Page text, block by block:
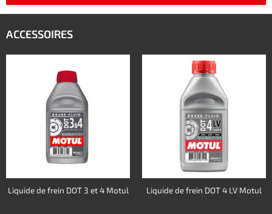
ACCESSOIRES
Liquide de frein DOT 3 et 4 Motul Liquide de frein DOT 4 LV Motul